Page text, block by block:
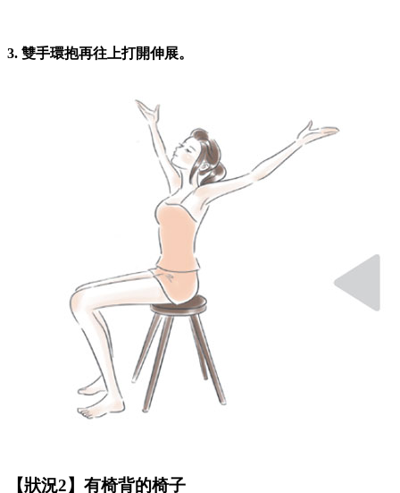
3. 雙手環抱再往上打開伸展。
【狀況2】有椅背的椅子